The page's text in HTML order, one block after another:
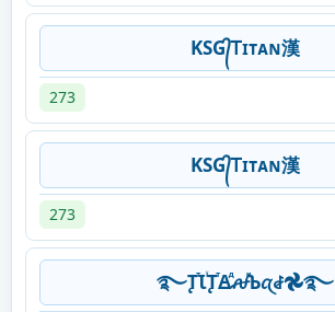
KSG᭄Ꭲɪᴛᴀɴ漢
273
KSG᭄Ꭲɪᴛᴀɴ漢
273
࿐ꚐⷮꙆꙶꚐⷮꙘⷣꫛⷦꙎꪋꆀ𖣘࿐